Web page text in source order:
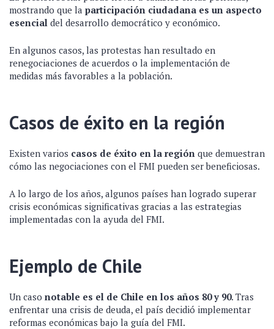
mostrando que la participación ciudadana es un aspecto
esencial del desarrollo democrático y económico.
En algunos casos, las protestas han resultado en
renegociaciones de acuerdos o la implementación de
medidas más favorables a la población.
Casos de éxito en la región
Existen varios casos de éxito en la región que demuestran
cómo las negociaciones con el FMI pueden ser beneficiosas.
A lo largo de los años, algunos países han logrado superar
crisis económicas significativas gracias a las estrategias
implementadas con la ayuda del FMI.
Ejemplo de Chile
Un caso notable es el de Chile en los años 80 y 90. Tras
enfrentar una crisis de deuda, el país decidió implementar
reformas económicas bajo la guía del FMI.